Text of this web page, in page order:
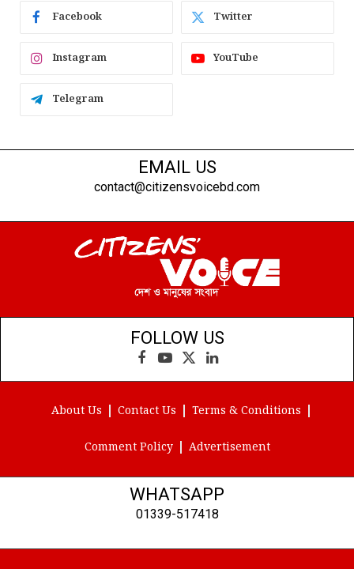
Facebook Twitter
Instagram YouTube
Telegram
EMAIL US
contact@citizensvoicebd.com
FOLLOW US
Facebook
YouTube
X
(Twitter)
LinkedIn
About Us Contact Us Terms & Conditions
Comment Policy Advertisement
WHATSAPP
01339-517418